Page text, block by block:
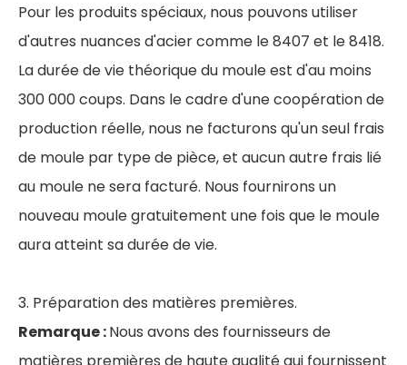
Pour les produits spéciaux, nous pouvons utiliser
d'autres nuances d'acier comme le 8407 et le 8418.
La durée de vie théorique du moule est d'au moins
300 000 coups. Dans le cadre d'une coopération de
production réelle, nous ne facturons qu'un seul frais
de moule par type de pièce, et aucun autre frais lié
au moule ne sera facturé. Nous fournirons un
nouveau moule gratuitement une fois que le moule
aura atteint sa durée de vie.
3. Préparation des matières premières.
Remarque :Nous avons des fournisseurs de
matières premières de haute qualité qui fournissent